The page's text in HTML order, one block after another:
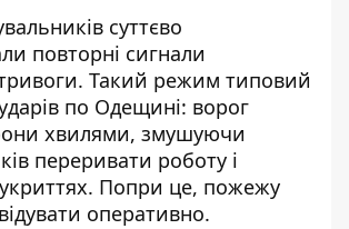
суттєво
повторні сигнали
тривоги. Такий режим типовий
по Одещині: ворог
хвилями, змушуючи
переривати роботу і
Попри це, пожежу
оперативно.